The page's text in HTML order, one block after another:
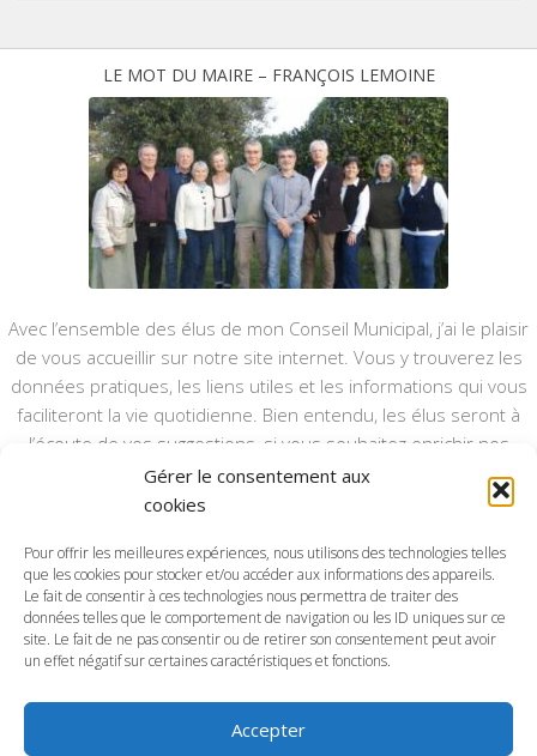
Gérer le consentement aux
cookies
Pour offrir les meilleures expériences, nous utilisons des technologies telles
que les cookies pour stocker et/ou accéder aux informations des appareils.
Le fait de consentir à ces technologies nous permettra de traiter des
données telles que le comportement de navigation ou les ID uniques sur ce
site. Le fait de ne pas consentir ou de retirer son consentement peut avoir
un effet négatif sur certaines caractéristiques et fonctions.
Accepter
LE MOT DU MAIRE – FRANÇOIS LEMOINE
Avec l’ensemble des élus de mon Conseil Municipal, j’ai le plaisir
de vous accueillir sur notre site internet. Vous y trouverez les
données pratiques, les liens utiles et les informations qui vous
faciliteront la vie quotidienne. Bien entendu, les élus seront à
l’écoute de vos suggestions, si vous souhaitez enrichir nos
rubriques ou nos informations.
Ce type de communication vient en complément du bulletin
annuel, nous le ferons vivre et il sera actualisé pour mieux vous
informer.
Bonne visite à toutes et à tous.